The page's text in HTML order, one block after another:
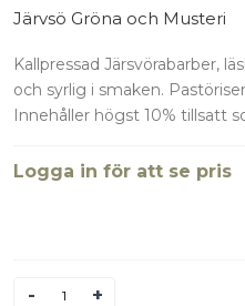
Järvsö Gröna och Musteri
Kallpressad Järsvörabarber,
och syrlig i smaken.
Innehåller högst 10% tillsatt
Logga in för att se pris
Antal